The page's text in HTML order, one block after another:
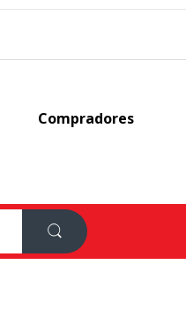
Compradores